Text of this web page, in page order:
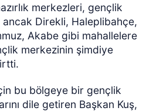
merkezleri, gençlik
Direkli, Haleplibahçe,
Akabe gibi mahallelere
merkezinin şimdiye
bu bölgeye bir gençlik
dile getiren Başkan Kuş,